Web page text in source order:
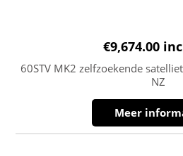
€9,674.00
60STV MK2 zelfzoekende
NZ
Meer